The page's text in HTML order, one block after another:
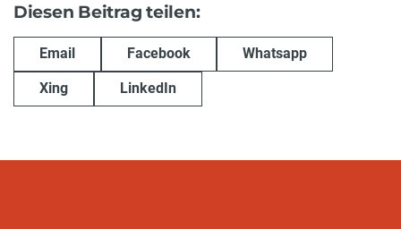
Diesen Beitrag teilen:
Email Facebook Whatsapp
Xing LinkedIn